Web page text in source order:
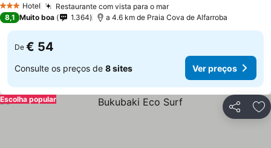
3 EstrelasHotel Restaurante com vista para o marVer preços
8,1 Muito boa 1.364 a 4.6 km de Praia Cova de Alfarroba
De € 54
Consulte os preços de 8 sites Ver preços
Partilhar
Escolha popular